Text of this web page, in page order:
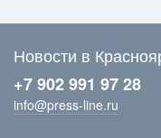
Новости в
+7 902 991 97 28
info@press-line.ru